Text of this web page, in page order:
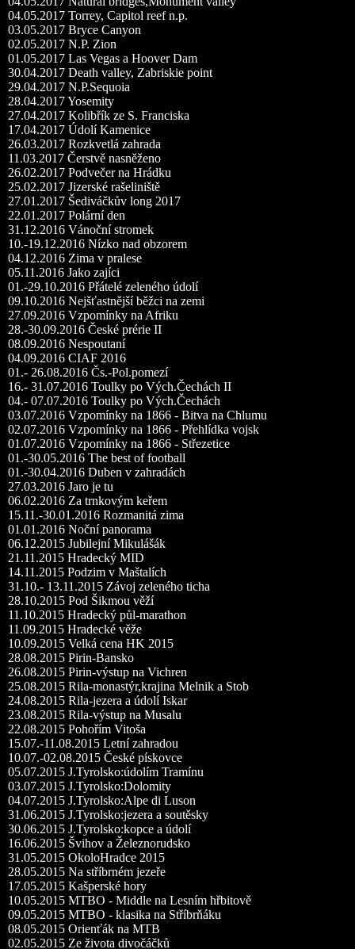
04.05.2017 Torrey, Capitol reef n.p.
03.05.2017 Bryce Canyon
02.05.2017 N.P. Zion
01.05.2017 Las Vegas a Hoover Dam
30.04.2017 Death valley, Zabriskie point
29.04.2017 N.P.Sequoia
28.04.2017 Yosemity
27.04.2017 Kolibřík ze S. Franciska
17.04.2017 Údolí Kamenice
26.03.2017 Rozkvetlá zahrada
11.03.2017 Čerstvě nasněženo
26.02.2017 Podvečer na Hrádku
25.02.2017 Jizerské rašeliniště
27.01.2017 Šediváčkův long 2017
22.01.2017 Polární den
31.12.2016 Vánoční stromek
10.-19.12.2016 Nízko nad obzorem
04.12.2016 Zima v pralese
05.11.2016 Jako zajíci
01.-29.10.2016 Přátelé zeleného údolí
09.10.2016 Nejšťastnější běžci na zemi
27.09.2016 Vzpomínky na Afriku
28.-30.09.2016 České prérie II
08.09.2016 Nespoutaní
04.09.2016 CIAF 2016
01.- 26.08.2016 Čs.-Pol.pomezí
16.- 31.07.2016 Toulky po Vých.Čechách II
04.- 07.07.2016 Toulky po Vých.Čechách
03.07.2016 Vzpomínky na 1866 - Bitva na Chlumu
02.07.2016 Vzpomínky na 1866 - Přehlídka vojsk
01.07.2016 Vzpomínky na 1866 - Střezetice
01.-30.05.2016 The best of football
01.-30.04.2016 Duben v zahradách
27.03.2016 Jaro je tu
06.02.2016 Za trnkovým keřem
15.11.-30.01.2016 Rozmanitá zima
01.01.2016 Noční panorama
06.12.2015 Jubilejní Mikulášák
21.11.2015 Hradecký MID
14.11.2015 Podzim v Maštalích
31.10.- 13.11.2015 Závoj zeleného ticha
28.10.2015 Pod Šikmou věží
11.10.2015 Hradecký půl-marathon
11.09.2015 Hradecké věže
10.09.2015 Velká cena HK 2015
28.08.2015 Pirin-Bansko
26.08.2015 Pirin-výstup na Vichren
25.08.2015 Rila-monastýr,krajina Melnik a Stob
24.08.2015 Rila-jezera a údolí Iskar
23.08.2015 Rila-výstup na Musalu
22.08.2015 Pohořím Vitoša
15.07.-11.08.2015 Letní zahradou
10.07.-02.08.2015 České pískovce
05.07.2015 J.Tyrolsko:údolím Tramínu
03.07.2015 J.Tyrolsko:Dolomity
04.07.2015 J.Tyrolsko:Alpe di Luson
31.06.2015 J.Tyrolsko:jezera a soutěsky
30.06.2015 J.Tyrolsko:kopce a údolí
16.06.2015 Švihov a Železnorudsko
31.05.2015 OkoloHradce 2015
28.05.2015 Na stříbrném jezeře
17.05.2015 Kašperské hory
10.05.2015 MTBO - Middle na Lesním hřbitově
09.05.2015 MTBO - klasika na Stříbrňáku
08.05.2015 Orienťák na MTB
02.05.2015 Ze života divočáčků